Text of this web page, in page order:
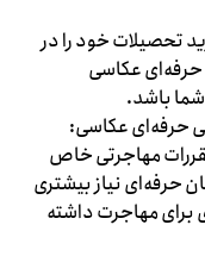
تحصیلات خود را در
حرفه‌ای عکاسی
شما باشد.
حرفه‌ای عکاسی:
مهاجرتی خاص
حرفه‌ای نیاز بیشتری
مهاجرت داشته